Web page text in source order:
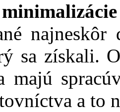
sa získali.
majú
a to